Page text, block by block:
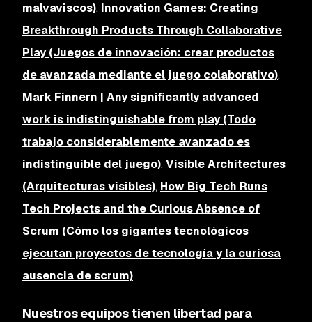
malvaviscos), Innovation Games: Creating
Breakthrough Products Through Collaborative
Play (Juegos de innovación: crear productos
de avanzada mediante el juego colaborativo),
Mark Finnern | Any significantly advanced
work is indistinguishable from play (Todo
trabajo considerablemente avanzado es
indistinguible del juego),Visible Architectures
(Arquitecturas visibles), How Big Tech Runs
Tech Projects and the Curious Absence of
Scrum (Cómo los gigantes tecnológicos
ejecutan proyectos de tecnología y la curiosa
ausencia de scrum)
Nuestros equipos tienen libertad para